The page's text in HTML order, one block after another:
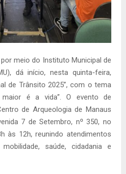
por meio do Instituto Municipal de
dá início, nesta quinta-feira,
de Trânsito 2025”, com o tema
maior é a vida”. O evento de
de Arqueologia de Manaus
7 de Setembro, nº 350, no
às 12h, reunindo atendimentos
saúde, cidadania e